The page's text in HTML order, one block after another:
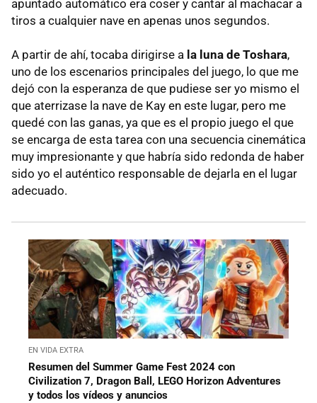
apuntado automático era coser y cantar al machacar a
tiros a cualquier nave en apenas unos segundos.
A partir de ahí, tocaba dirigirse a la luna de Toshara,
uno de los escenarios principales del juego, lo que me
dejó con la esperanza de que pudiese ser yo mismo el
que aterrizase la nave de Kay en este lugar, pero me
quedé con las ganas, ya que es el propio juego el que
se encarga de esta tarea con una secuencia cinemática
muy impresionante y que habría sido redonda de haber
sido yo el auténtico responsable de dejarla en el lugar
adecuado.
EN VIDA EXTRA
Resumen del Summer Game Fest 2024 con
Civilization 7, Dragon Ball, LEGO Horizon Adventures
y todos los vídeos y anuncios